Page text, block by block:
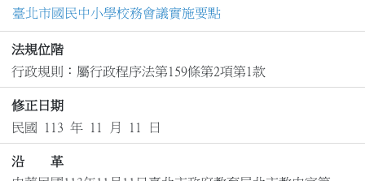
臺北市國民中小學校務會議實施要點
法規位階
行政規則：屬行政程序法第159條第2項第1款
修正日期
民國 113 年 11 月 11 日
沿 革